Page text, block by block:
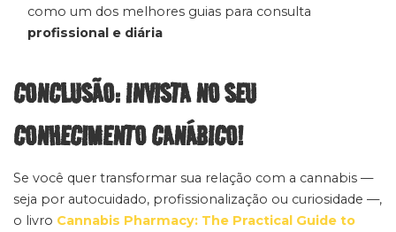
como um dos melhores guias para consulta
profissional e diária
CONCLUSÃO: INVISTA NO SEU
CONHECIMENTO CANÁBICO!
Se você quer transformar sua relação com a cannabis —
seja por autocuidado, profissionalização ou curiosidade —,
o livro Cannabis Pharmacy: The Practical Guide to